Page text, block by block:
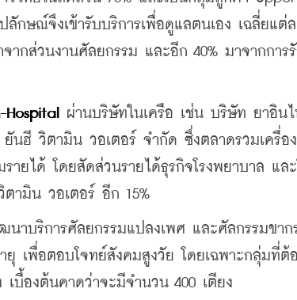
กษณ์จึงเข้ารับบริการเพื่อดูแลตนเอง เฉลี่ยแต่
ากส่วนงานศัลยกรรม และอีก 40% มาจากการ
ผ่านบริษัทในเครือ เช่น บริษัท ยาอิน
ยันฮี วิตามิน วอเตอร์ จำกัด ซึ่งตลาดรวมเครื่อ
ายได้ โดยสัดส่วนรายได้ธุรกิจโรงพยาบาล แล
ามิน วอเตอร์ อีก 15%
าบริการศัลยกรรมแปลงเพศ และศัลกรรมขาก
เพื่อตอบโจทย์สังคมสูงวัย โดยเฉพาะกลุ่มที่ต้
บื้องต้นคาดว่าจะมีจำนวน 400 เตียง